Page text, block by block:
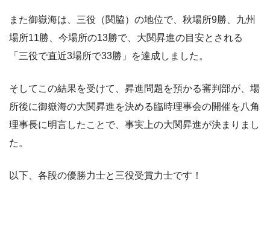
また御嶽海は、三役（関脇）の地位で、秋場所9勝、九州
場所11勝、今場所の13勝で、大関昇進の目安とされる
「三役で直近3場所で33勝」を達成しました。
そしてこの結果を受けて、昇進問題を預かる審判部が、場
所後に御嶽海の大関昇進を決める臨時理事会の開催を八角
理事長に明言したことで、事実上の大関昇進が決まりまし
た。
以下、各段の優勝力士と三役受賞力士です！